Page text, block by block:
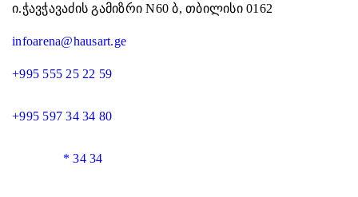
ი.ჭავჭავაძის გამიზრი N60 ბ, თბილისი 0162
infoarena@hausart.ge
+995 555 25 22 59
+995 597 34 34 80
* 34 34